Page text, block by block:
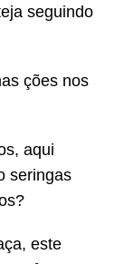
seguindo
ções nos
aqui
seringas
este